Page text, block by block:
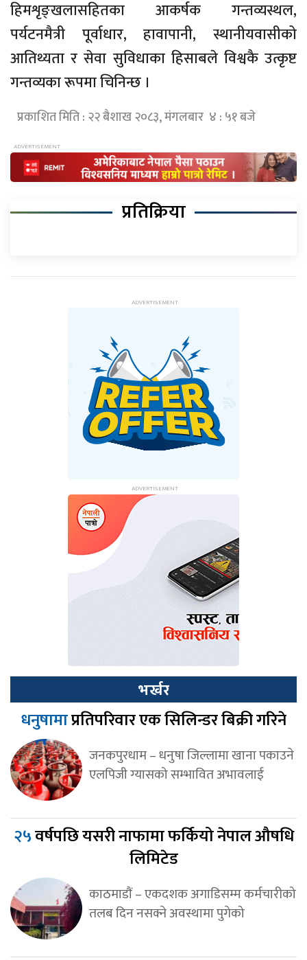
हिमशृङ्खलासहितका आकर्षक गन्तव्यस्थल,
पर्यटनमैत्री पूर्वाधार, हावापानी, स्थानीयवासीको
आतिथ्यता र सेवा सुविधाका हिसाबले विश्वकै उत्कृष्ट
गन्तव्यका रूपमा चिनिन्छ ।
प्रकाशित मिति : २२ बैशाख २०८३, मंगलबार ४ : ५१ बजे
प्रतिक्रिया
भर्खर
धनुषामाप्रतिपरिवार एक सिलिन्डर बिक्री गरिने
जनकपुरधाम – धनुषा जिल्लामा खाना पकाउने
एलपिजी ग्यासको सम्भावित अभावलाई
२५वर्षपछि यसरी नाफामा फर्कियो नेपाल औषधि
लिमिटेड
काठमाडाैं – एकदशक अगाडिसम्म कर्मचारीको
तलब दिन नसक्ने अवस्थामा पुगेको